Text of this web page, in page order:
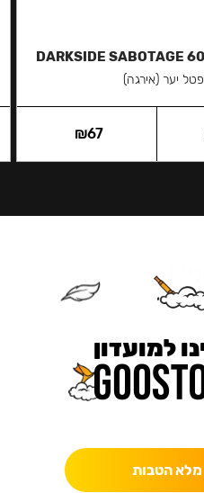
DARKSIDE SABOTAGE
פטל יער (אירגה)
₪67
למועדון
מלא הטבות